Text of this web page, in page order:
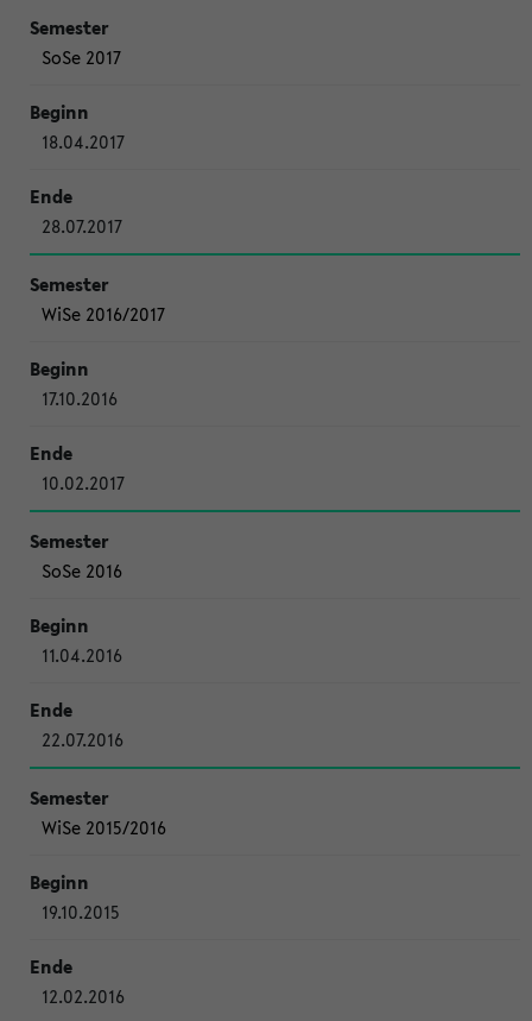
SoSe 2017
18.04.2017
28.07.2017
WiSe 2016/2017
17.10.2016
10.02.2017
SoSe 2016
11.04.2016
22.07.2016
WiSe 2015/2016
19.10.2015
12.02.2016